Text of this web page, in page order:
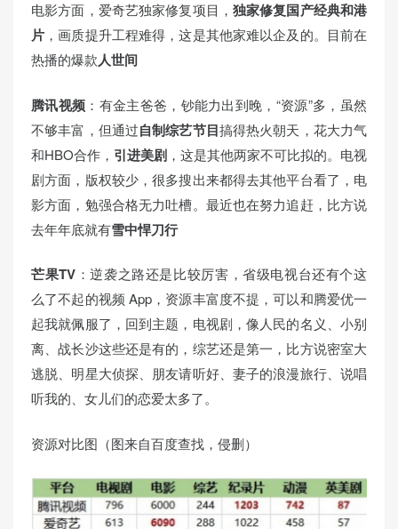
电影方面，爱奇艺独家修复项目， 独家修复国产经典和港
片 ，画质提升工程难得，这是其他家难以企及的。目前在
热播的爆款人世间
腾讯视频 ：有金主爸爸，钞能力出到晚，“资源”多，虽然
不够丰富，但通过自制综艺节目搞得热火朝天，花大力气
和HBO合作， 引进美剧 ，这是其他两家不可比拟的。电视
剧方面，版权较少，很多搜出来都得去其他平台看了，电
影方面，勉强合格无力吐槽。最近也在努力追赶，比方说
去年年底就有雪中悍刀行
芒果TV ：逆袭之路还是比较厉害，省级电视台还有个这
么了不起的视频 App，资源丰富度不提，可以和腾爱优一
起我就佩服了，回到主题，电视剧，像人民的名义、小别
离、战长沙这些还是有的，综艺还是第一，比方说密室大
逃脱、明星大侦探、朋友请听好、妻子的浪漫旅行、说唱
听我的、女儿们的恋爱太多了。
资源对比图（图来自百度查找，侵删）